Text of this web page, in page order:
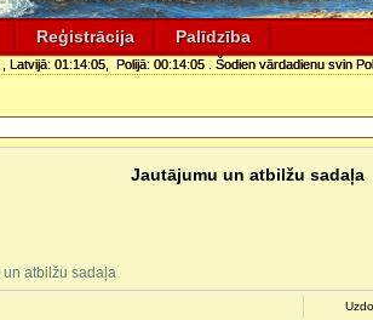
Reģistrācija Palīdzība
, Latvijā: 01:14:05, Polijā: 00:14:05 . Šodien vārdadienu svin
Jautājumu un atbilžu sadaļa
un atbilžu sadaļa